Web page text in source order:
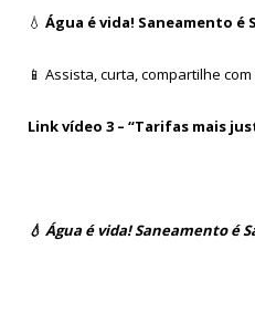
💧 Água é vida! Saneamento é
📱 Assista, curta, compartilhe
Link vídeo 3 – “Tarifas mais
💧 Água é vida! Saneamento é